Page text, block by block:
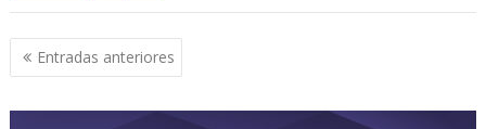
Navegación
de
entradas
Entradas anteriores